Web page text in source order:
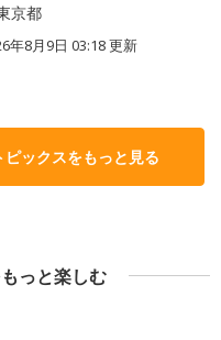
京都
年8月9日 03:18更新
ックスをもっと見る
っと楽しむ